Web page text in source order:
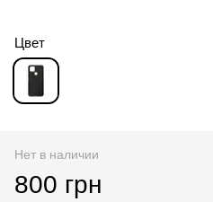
Цвет
Нет в наличии
800 грн